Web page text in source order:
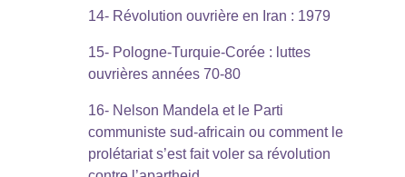
14- Révolution ouvrière en Iran : 1979
15- Pologne-Turquie-Corée : luttes
ouvrières années 70-80
16- Nelson Mandela et le Parti
communiste sud-africain ou comment le
prolétariat s’est fait voler sa révolution